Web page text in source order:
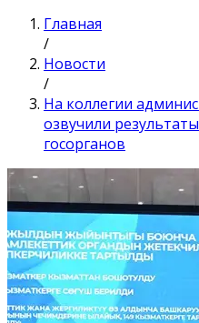
Главная
/
Новости
/
На коллегии
озвучили
госорганов